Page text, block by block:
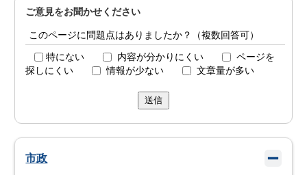
ご意見をお聞かせください
このページに問題点はありましたか？（複数回答可）
特にない 内容が分かりにくい
ページを
探しにくい
情報が少ない 文章量が多い
送信
市政